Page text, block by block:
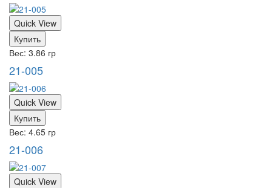
Quick View
Купить
Вес: 3.86 гр
21-005
Quick View
Купить
Вес: 4.65 гр
21-006
Quick View